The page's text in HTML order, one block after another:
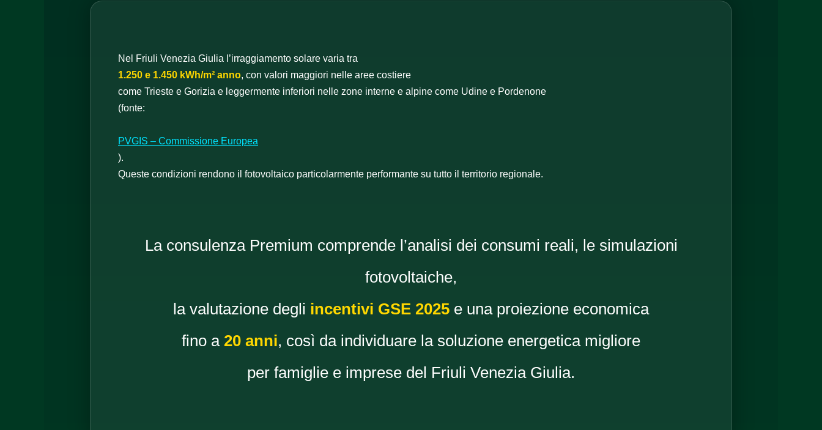
Nel Friuli Venezia Giulia l’irraggiamento solare varia tra
1.250 e 1.450 kWh/m² anno, con valori maggiori nelle aree costiere
come Trieste e Gorizia e leggermente inferiori nelle zone interne e alpine come Udine e Pordenone
(fonte:
PVGIS – Commissione Europea
).
Queste condizioni rendono il fotovoltaico particolarmente performante su tutto il territorio regionale.
La consulenza Premium comprende l’analisi dei consumi reali, le simulazioni
fotovoltaiche,
la valutazione degli incentivi GSE 2025 e una proiezione economica
fino a 20 anni, così da individuare la soluzione energetica migliore
per famiglie e imprese del Friuli Venezia Giulia.